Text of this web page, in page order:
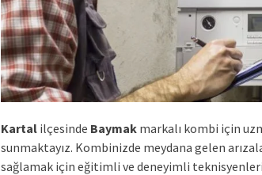
Kartal ilçesinde Baymak markalı kombi için
sunmaktayız. Kombinizde meydana gelen
sağlamak için eğitimli ve deneyimli